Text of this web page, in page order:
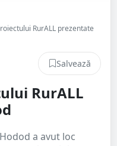
RurALL prezentate
Salvează
RurALL
a avut loc